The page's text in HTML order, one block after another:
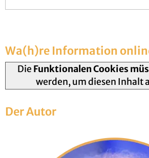
Wa(h)re In­for­ma­ti­on
Die Funktionalen Cookies
werden, um diesen Inhalt
Der Autor